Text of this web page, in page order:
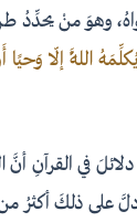
منْ يحدِّدُ
اللَّهُ إلّا
في القرآنِ أنَّ
ذلكَ أكثرُ من